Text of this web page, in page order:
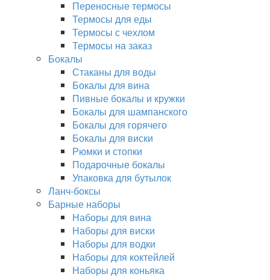
Переносные термосы
Термосы для еды
Термосы с чехлом
Термосы на заказ
Бокалы
Стаканы для воды
Бокалы для вина
Пивные бокалы и кружки
Бокалы для шампанского
Бокалы для горячего
Бокалы для виски
Рюмки и стопки
Подарочные бокалы
Упаковка для бутылок
Ланч-боксы
Барные наборы
Наборы для вина
Наборы для виски
Наборы для водки
Наборы для коктейлей
Наборы для коньяка